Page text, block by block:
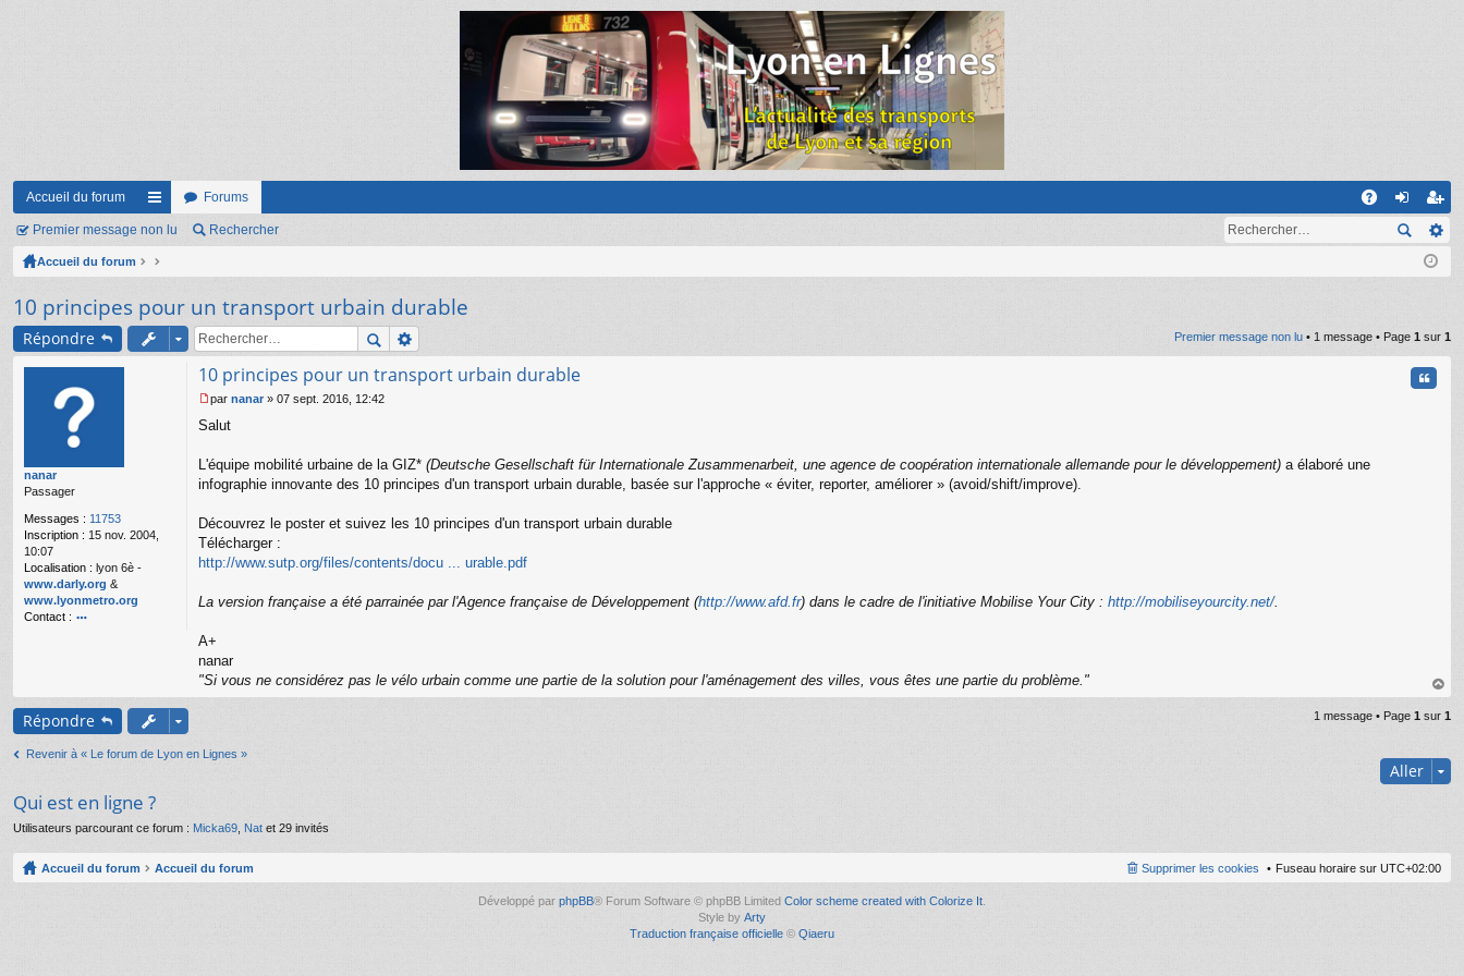
Accueil du forum
ac
co
ci
s
Forums
on ns
cri
Premier message non lu Rechercher
Accueil du forum
10 principes pour un transport urbain durable
Répondre Premier message non lu • 1 message • Page 1 sur 1
nanar
Passager
Messages : 11753
Inscription : 15 nov. 2004,
10:07
Localisation : lyon 6è -
www.darly.org &
www.lyonmetro.org
Contact :
r
n
a
n
10 principes pour un transport urbain durable
e
s
a
g
n
o
n
par nanar » 07 sept. 2016, 12:42
Salut
L'équipe mobilité urbaine de la GIZ* (Deutsche Gesellschaft für Internationale Zusammenarbeit, une agence de coopération internationale allemande pour le développement) a élaboré une
infographie innovante des 10 principes d'un transport urbain durable, basée sur l'approche « éviter, reporter, améliorer » (avoid/shift/improve).
Découvrez le poster et suivez les 10 principes d'un transport urbain durable
Télécharger :
http://www.sutp.org/files/contents/docu ... urable.pdf
La version française a été parrainée par l'Agence française de Développement (http://www.afd.fr) dans le cadre de l'initiative Mobilise Your City : http://mobiliseyourcity.net/.
A+
nanar
"Si vous ne considérez pas le vélo urbain comme une partie de la solution pour l'aménagement des villes, vous êtes une partie du problème."
au
t
Répondre 1 message • Page 1 sur 1
Revenir à « Le forum de Lyon en Lignes »
Aller
Qui est en ligne ?
Utilisateurs parcourant ce forum : Micka69 Nat et 29 invités
Accueil du forum Accueil du forum Fuseau horaire sur UTC+02:00
Supprimer les cookies
Développé par phpBB® Forum Software © phpBB Limited Color scheme created with Colorize It
Style by Arty
Traduction française officielle © Qiaeru